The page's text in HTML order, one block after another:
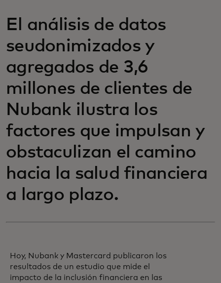
El análisis de datos
seudonimizados y
agregados de 3,6
millones de clientes de
Nubank ilustra los
factores que impulsan y
obstaculizan el camino
hacia la salud financiera
a largo plazo.
Hoy, Nubank y Mastercard publicaron los
resultados de un estudio que mide el
impacto de la inclusión financiera en las